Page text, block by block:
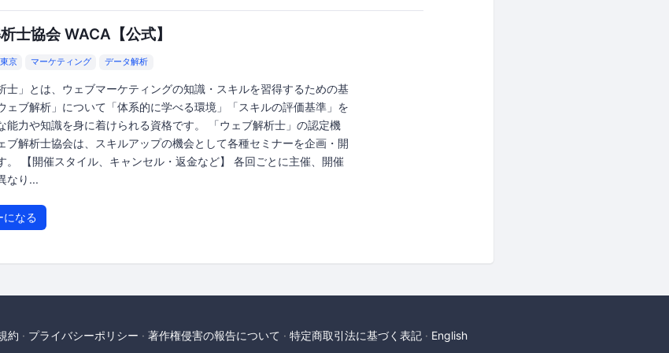
士協会 WACA【公式】
東京 マーケティング データ解析
士」とは、ウェブマーケティングの知識・スキルを習得するための基
ェブ解析」について「体系的に学べる環境」「スキルの評価基準」を
能力や知識を身に着けられる資格です。 「ウェブ解析士」の認定機
ブ解析士協会は、スキルアップの機会として各種セミナーを企画・開
。 【開催スタイル、キャンセル・返金など】 各回ごとに主催、開催
なり...
になる
約 プライバシーポリシー 著作権侵害の報告について 特定商取引法に基づく表記 English